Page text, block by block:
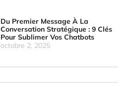
Du Premier Message À La
Conversation Stratégique : 9 Clés
Pour Sublimer Vos Chatbots
octobre 2, 2025